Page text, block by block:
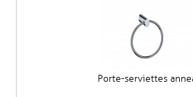
Porte-serviettes